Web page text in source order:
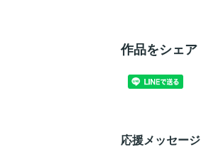
作品をシェア
応援メッセージ